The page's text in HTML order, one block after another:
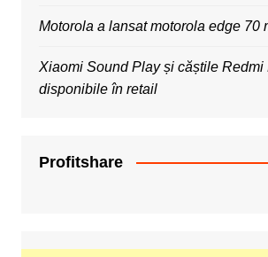
Motorola a lansat motorola edge 70
Xiaomi Sound Play și căștile Redmi
disponibile în retail
Profitshare